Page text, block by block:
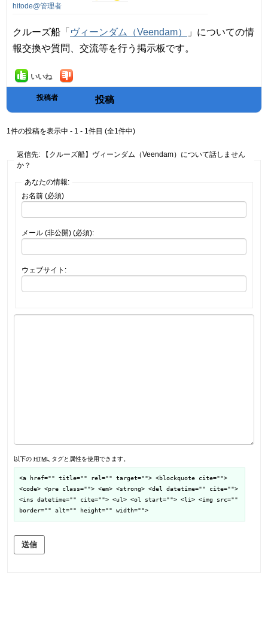
hitode@管理者
クルーズ船「 ヴィーンダム（Veendam）
」についての情
報交換や質問、交流等を行う掲示板です。
いいね
投稿者 投稿
1件の投稿を表示中 - 1 - 1件目 (全1件中)
返信先: 【クルーズ船】ヴィーンダム（Veendam）について話しません
か？
あなたの情報:
お名前 (必須)
メール (非公開) (必須):
ウェブサイト:
以下の HTML タグと属性を使用できます。
<a href="" title="" rel="" target=""> <blockquote cite="">
<code> <pre class=""> <em> <strong> <del datetime="" cite="">
<ins datetime="" cite=""> <ul> <ol start=""> <li> <img src=""
border="" alt="" height="" width="">
送信